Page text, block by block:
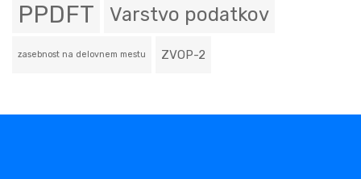
PPDFT Varstvo podatkov
zasebnost na delovnem mestu ZVOP-2